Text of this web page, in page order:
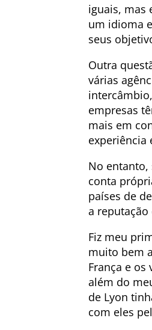
iguais, mas
um idioma
seus
Outra
várias
empresas
mais em
experiência
No entanto,
conta
países de
a
Fiz meu
muito bem
França e os
além do
de Lyon
com eles